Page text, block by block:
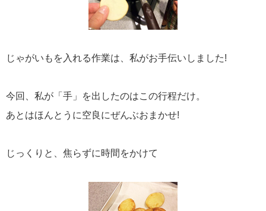
じゃがいもを入れる作業は、私がお手伝いしました!
今回、私が「手」を出したのはこの行程だけ。
あとはほんとうに空良にぜんぶおまかせ!
じっくりと、焦らずに時間をかけて